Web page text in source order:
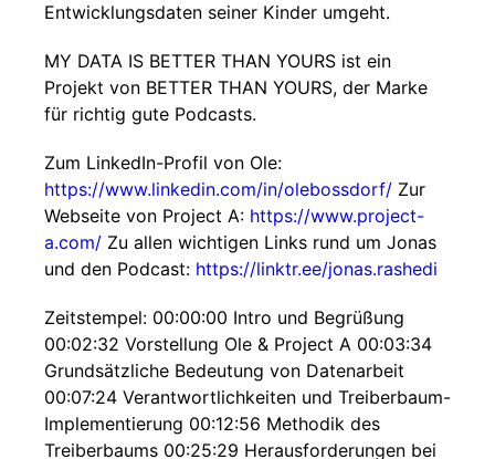
Entwicklungsdaten seiner Kinder umgeht.
MY DATA IS BETTER THAN YOURS ist ein
Projekt von BETTER THAN YOURS, der Marke
für richtig gute Podcasts.
Zum LinkedIn-Profil von Ole:
https://www.linkedin.com/in/olebossdorf/ Zur
Webseite von Project A: https://www.project-
a.com/ Zu allen wichtigen Links rund um Jonas
und den Podcast: https://linktr.ee/jonas.rashedi
Zeitstempel: 00:00:00 Intro und Begrüßung
00:02:32 Vorstellung Ole & Project A 00:03:34
Grundsätzliche Bedeutung von Datenarbeit
00:07:24 Verantwortlichkeiten und Treiberbaum-
Implementierung 00:12:56 Methodik des
Treiberbaums 00:25:29 Herausforderungen bei